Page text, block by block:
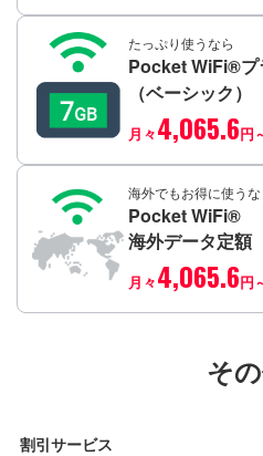
たっぷり使うなら
Pocket WiFi®プ
（ベーシック）
月々4,065.6円
海外でもお得に使うな
Pocket WiFi®
海外データ定額
月々4,065.6円
そ
割引サービス